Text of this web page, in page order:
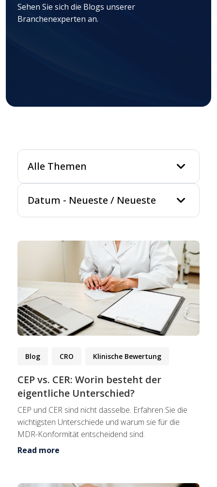
Sehen Sie sich die Blogs unserer
Branchenexperten an.
Alle Themen keyboard_arrow_
Datum - Neueste / Neueste keyboard_arrow_
Blog CRO Klinische Bewertung
CEP vs. CER: Worin besteht der
eigentliche Unterschied?
CEP und CER sind nicht dasselbe. Erfahren Sie die
wichtigsten Unterschiede und warum sie für die
MDR-Konformität entscheidend sind.
Read more